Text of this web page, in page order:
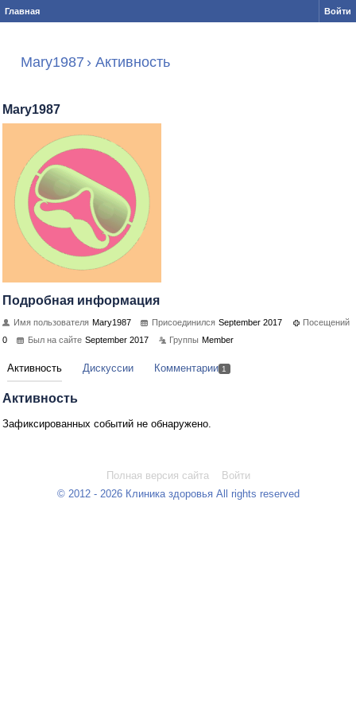
Главная Войти
Mary1987 › Активность
Mary1987
Подробная информация
Имя пользователя Mary1987 Присоединился September 2017
Посещений
0
Был на сайте September 2017 Группы Member
Активность Дискуссии Комментарии 1
Активность
Зафиксированных событий не обнаружено.
Полная версия сайта
Войти
© 2012 - 2026 Клиника здоровья All rights reserved